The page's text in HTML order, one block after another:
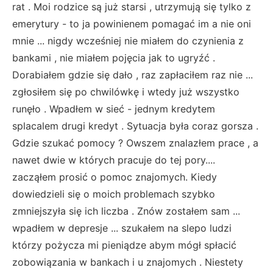
rat . Moi rodzice są już starsi , utrzymują się tylko z
emerytury - to ja powinienem pomagać im a nie oni
mnie ... nigdy wcześniej nie miałem do czynienia z
bankami , nie miałem pojęcia jak to ugryźć .
Dorabiałem gdzie się dało , raz zapłaciłem raz nie ...
zgłosiłem się po chwilówkę i wtedy już wszystko
runęło . Wpadłem w sieć - jednym kredytem
splacalem drugi kredyt . Sytuacja była coraz gorsza .
Gdzie szukać pomocy ? Owszem znalazłem prace , a
nawet dwie w których pracuje do tej pory....
zacząłem prosić o pomoc znajomych. Kiedy
dowiedzieli się o moich problemach szybko
zmniejszyła się ich liczba . Znów zostałem sam ...
wpadłem w depresje ... szukałem na slepo ludzi
którzy pożycza mi pieniądze abym mógł spłacić
zobowiązania w bankach i u znajomych . Niestety